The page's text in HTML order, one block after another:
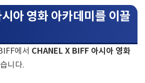
아 영화 아카데미를 이끌
에서 CHANEL X BIFF 아시아 영화
니다.